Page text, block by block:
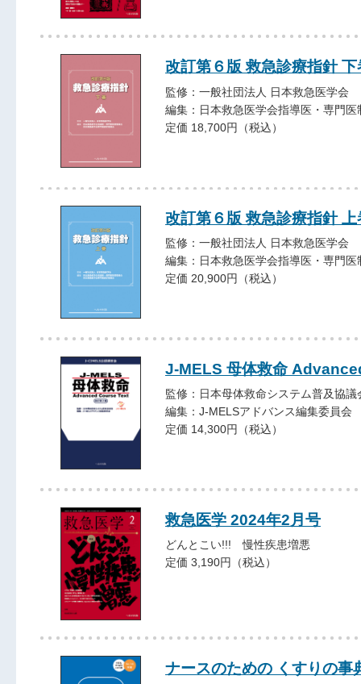
改訂第６版 救急診療指針 下
監修：一般社団法人 日本救急医学会
編集：日本救急医学会指導医・専門医
定価 18,700円（税込）
改訂第６版 救急診療指針 上
監修：一般社団法人 日本救急医学会
編集：日本救急医学会指導医・専門医
定価 20,900円（税込）
J-MELS 母体救命
監修：日本母体救命システム普及協議
編集：J-MELSアドバンス編集委員会
定価 14,300円（税込）
救急医学 2024年2月号
どんとこい!!! 慢性疾患増悪
定価 3,190円（税込）
ナースのための くすりの